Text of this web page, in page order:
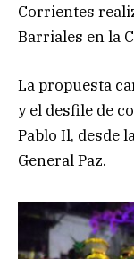
Corrientes
Barriales en la
La propuesta
y el desfile de
Pablo Il, desde
General Paz.